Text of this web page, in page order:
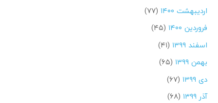
اردیبهشت ۱۴۰۰
(۷۷)
فروردین ۱۴۰۰
(۴۵)
اسفند ۱۳۹۹
(۴۱)
بهمن ۱۳۹۹
(۶۵)
دی ۱۳۹۹
(۶۷)
آذر ۱۳۹۹
(۶۸)